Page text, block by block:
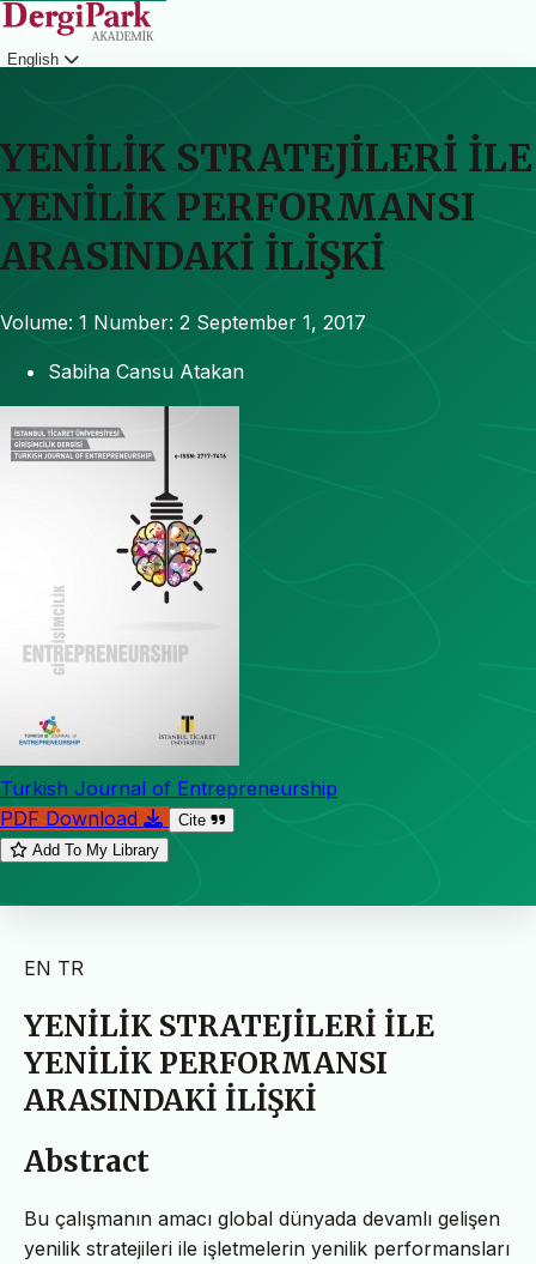
English
YENİLİK STRATEJİLERİ İLE
YENİLİK PERFORMANSI
ARASINDAKİ İLİŞKİ
Volume: 1 Number: 2 September 1, 2017
Sabiha Cansu Atakan
Turkish Journal of Entrepreneurship
PDF Download
Cite
Add To My Library
EN TR
YENİLİK STRATEJİLERİ İLE
YENİLİK PERFORMANSI
ARASINDAKİ İLİŞKİ
Abstract
Bu çalışmanın amacı global dünyada devamlı gelişen
yenilik stratejileri ile işletmelerin yenilik performansları